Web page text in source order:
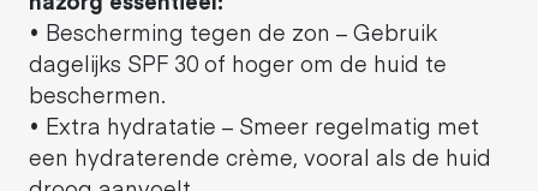
• Bescherming tegen de zon – Gebruik
dagelijks SPF 30 of hoger om de huid te
beschermen.
• Extra hydratatie – Smeer regelmatig met
een hydraterende crème, vooral als de huid